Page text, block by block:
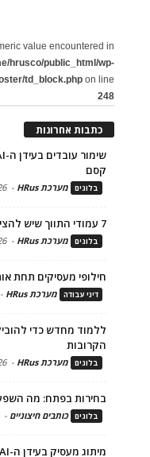
value encountered in
hrusco/public_html/wp-
td_block.php on line
248
כתבות אחרונות
קסם
בלוגים מערכת HRus -
7 עמודי התווך שיש להציב בבסיס תהליך הגיוס ומיתוג המעסיק
בלוגים מערכת HRus -
חילופי מעסיקים תחת
דיני עבודה מערכת HRus -
ללמוד מחדש כדי
הקרובות
בלוגים מערכת HRus -
בחירות בפתח: מה
בלוגים כותבים חיצוניים -
מיתוג מעסיק בעידן ה-AI: המנוע הכלכלי של גיוס ושימור טלנטים